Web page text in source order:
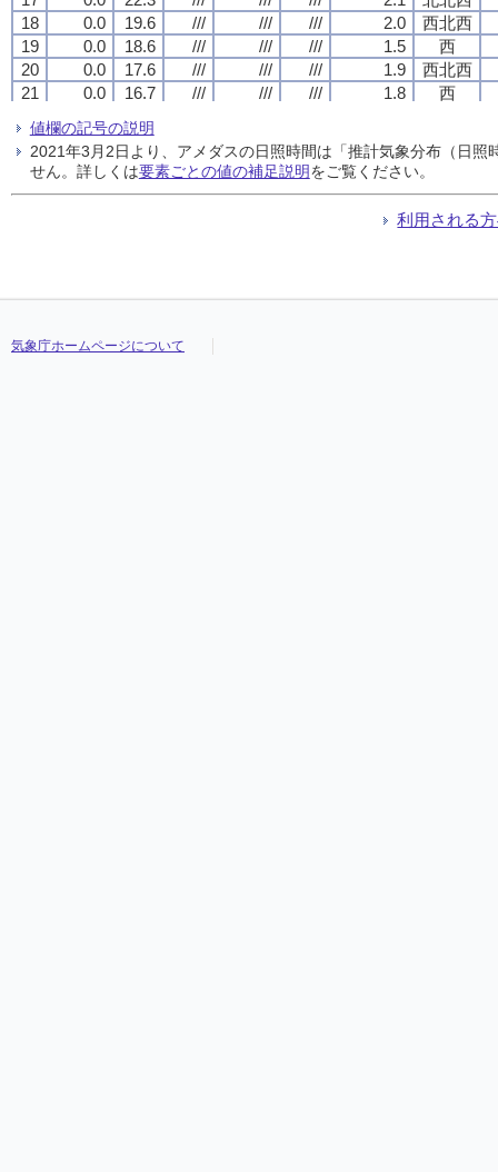
18
0.0 19.6 /// /// /// 2.0
西北西
19
0.0 18.6 /// /// /// 1.5
西
20
0.0 17.6 /// /// /// 1.9
西北西
21
0.0 16.7 /// /// /// 1.8
西
16.4
23
0.0 15.9
北北西
24
0.0 16.1 /// /// /// 0.3 南西
18
0.0 19.6 /// /// /// 2.0
西北西
19
0.0 18.6 /// /// /// 1.5
西
20
0.0 17.6 /// /// /// 1.9
西北西
21
0.0 16.7 /// /// /// 1.8
西
16.4
23
0.0 15.9
北北西
24
0.0 16.1 /// /// /// 0.3 南西
18
0.0 19.6 /// /// /// 2.0
西北西
19
0.0 18.6 /// /// /// 1.5
西
20
0.0 17.6 /// /// /// 1.9
西北西
21
0.0 16.7 /// /// /// 1.8
西
16.4
23
0.0 15.9
北北西
24
0.0 16.1 /// /// /// 0.3 南西
18
0.0 19.6 /// /// /// 2.0
西北西
19
0.0 18.6 /// /// /// 1.5
西
20
0.0 17.6 /// /// /// 1.9
西北西
21
0.0 16.7 /// /// /// 1.8
西
16.4
23
0.0 15.9
北北西
24
0.0 16.1 /// /// /// 0.3 南西
値欄の記号の説明
2021年3月2日より、アメダスの日照時間は「推計気象分布（日
せん。詳しくは要素ごとの値の補足説明をご覧ください。
利用される
気象庁ホームページについて